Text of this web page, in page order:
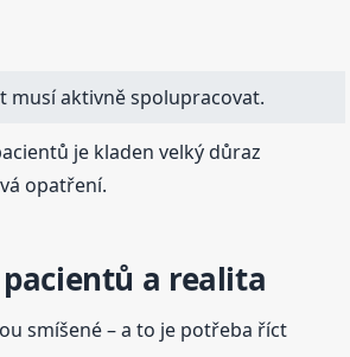
musí aktivně spolupracovat.
je kladen velký důraz
opatření.
a realita
smíšené – a to je potřeba říct